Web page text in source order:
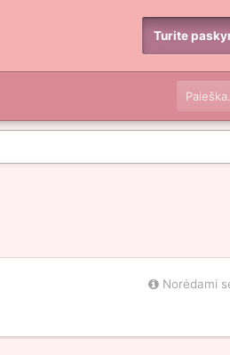
Turite
Norėdami